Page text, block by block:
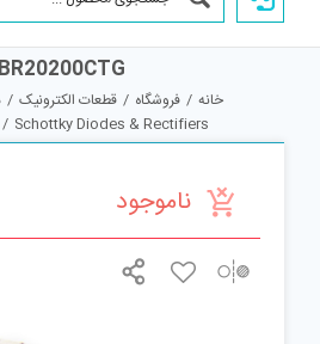
خانه / فروشگاه / قطعات الکترونیک /
Schottky Diodes & Rectifiers
/
ناموجود